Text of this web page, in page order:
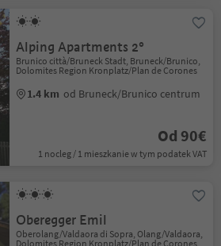
Alping Apartments 2°
Brunico città/Bruneck Stadt, Bruneck/Brunico,
Dolomites Region Kronplatz/Plan de Corones
1.4 km od Bruneck/Brunico centrum
Od 90€
1 nocleg / 1 mieszkanie w tym podatek VAT
Oberegger Emil
Oberolang/Valdaora di Sopra, Olang/Valdaora,
Dolomites Region Kronplatz/Plan de Corones